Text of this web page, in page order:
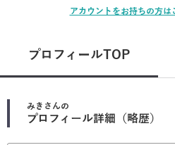
アカウントをお持ちの方は
プロフィールTOP
みき さんの
プロフィール詳細（略歴）